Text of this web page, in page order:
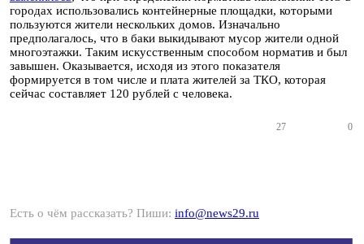
городах использовались контейнерные площадки, которыми
пользуются жители нескольких домов. Изначально
предполагалось, что в баки выкидывают мусор жители одной
многоэтажки. Таким искусственным способом норматив и был
завышен. Оказывается, исходя из этого показателя
формируется в том числе и плата жителей за ТКО, которая
сейчас составляет 120 рублей с человека.
27 0
Есть о чём рассказать? Пиши: info@news29.ru